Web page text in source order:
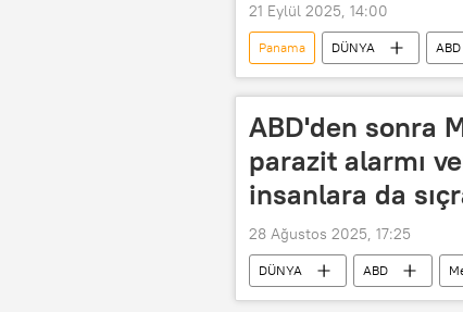
21 Eylül 2025, 14:00
Panama DÜNYA ABD
Marco Rubio
Porto Riko
ABD'den sonra
parazit alarmı
insanlara da
28 Ağustos 2025, 17:25
DÜNYA ABD
Hayvan
Gıda